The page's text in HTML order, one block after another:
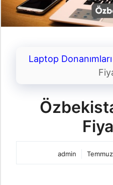
Laptop Donanımları
admin